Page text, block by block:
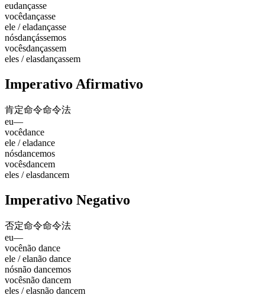
eudançasse
vocêdançasse
ele / eladançasse
nósdançássemos
vocêsdançassem
eles / elasdançassem
Imperativo Afirmativo
肯定命令命令法
eu—
vocêdance
ele / eladance
nósdancemos
vocêsdancem
eles / elasdancem
Imperativo Negativo
否定命令命令法
eu—
vocênão dance
ele / elanão dance
nósnão dancemos
vocêsnão dancem
eles / elasnão dancem